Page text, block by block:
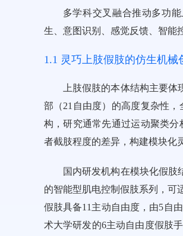
多学科交叉融合推动多功
生、意图识别、感觉反馈、智能
1.1 灵巧上肢假肢的仿生机械
上肢假肢的本体结构主要
部（21自由度）的高度复杂性
构，研究通常先通过运动聚类
者截肢程度的差异，构建模块化
国内研发机构在模块化假肢
的智能型肌电控制假肢系列，可
假肢具备11主动自由度，由5自
术大学研发的6主动自由度假肢